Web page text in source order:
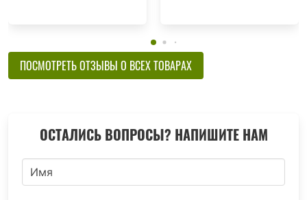
ПОСМОТРЕТЬ ОТЗЫВЫ О ВСЕХ ТОВАРАХ
ОСТАЛИСЬ ВОПРОСЫ? НАПИШИТЕ НАМ